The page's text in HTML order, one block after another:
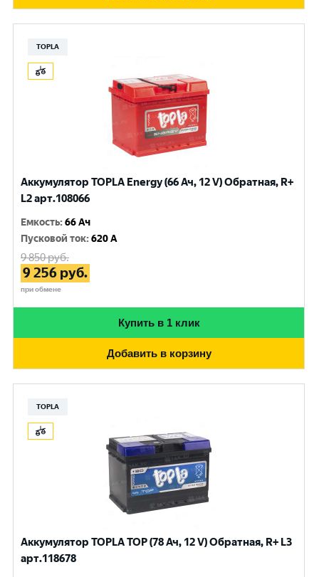
TOPLA
Аккумулятор TOPLA Energy (66 Ач, 12 V) Обратная, R+
L2 арт.108066
Емкость:66 Ач
Пусковой ток:620 A
9 850руб.
9 256 руб.
при обмене
Купить в 1 клик
Добавить в корзину
TOPLA
Аккумулятор TOPLA TOP (78 Ач, 12 V) Обратная, R+ L3
арт.118678